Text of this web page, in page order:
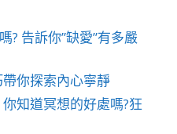
? 告訴你”缺愛”有多嚴
你探索內心寧靜
知道冥想的好處嗎?狂